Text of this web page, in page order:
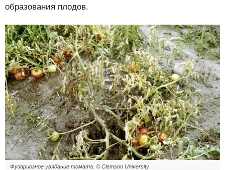
образования плодов.
Фузариозное увядание томата. © Clemson University